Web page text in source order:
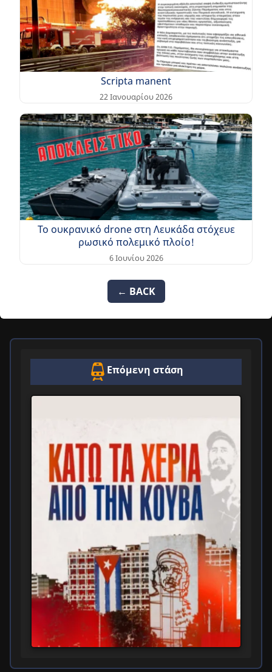
Scripta manent
22 Ιανουαρίου 2026
Το ουκρανικό drone στη Λευκάδα στόχευε
ρωσικό πολεμικό πλοίο!
6 Ιουνίου 2026
← BACK
Επόμενη στάση